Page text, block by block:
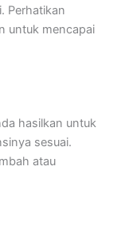
Perhatikan
untuk mencapai
hasilkan untuk
sesuai.
atau